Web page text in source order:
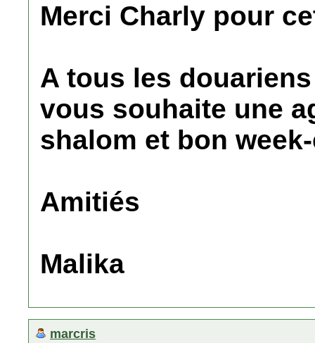
Merci Charly pour
A tous les
vous souhaite une
shalom et bon
Amitiés
Malika
marcris